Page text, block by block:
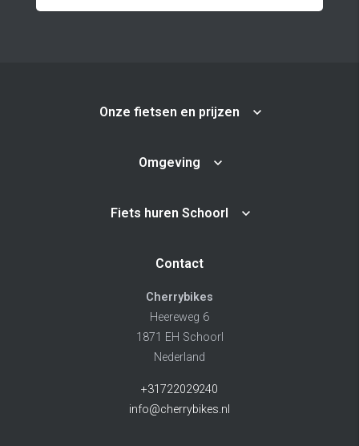
Onze fietsen en prijzen
Omgeving
Fiets huren Schoorl
Contact
Cherrybikes
Heereweg 6
1871 EH Schoorl
Nederland
+31722029240
info@cherrybikes.nl